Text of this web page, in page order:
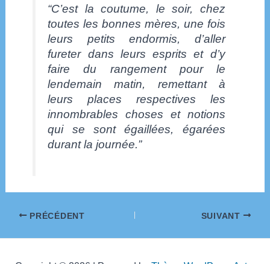
“C’est la coutume, le soir, chez
toutes les bonnes mères, une fois
leurs petits endormis, d’aller
fureter dans leurs esprits et d’y
faire du rangement pour le
lendemain matin, remettant à
leurs places respectives les
innombrables choses et notions
qui se sont égaillées, égarées
durant la journée.”
Navigation
PRÉCÉDENT SUIVANT